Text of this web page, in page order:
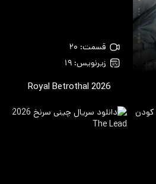
قسمت: ۲۰
زیرنویس: ۱۹
Royal Betrothal2026